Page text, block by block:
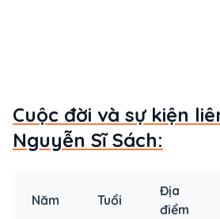
Cuộc đời và sự kiện
Nguyễn Sĩ Sách:
Năm Tuổi
Địa
điểm